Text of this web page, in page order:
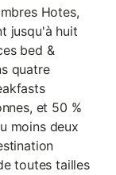
Hotes,
jusqu'à huit
bed &
quatre
et 50 %
moins deux
toutes tailles